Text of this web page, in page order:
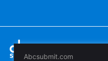
Abcsubmit.com